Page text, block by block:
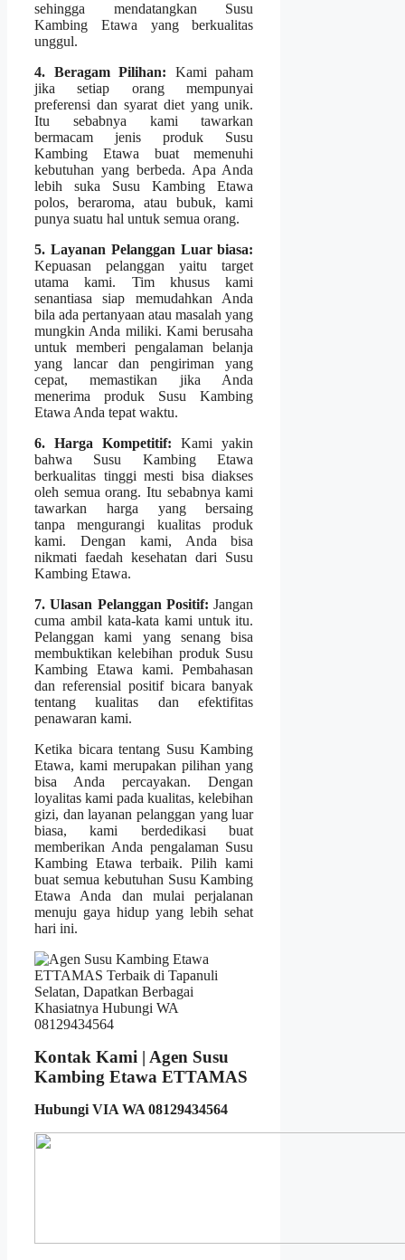
sehingga mendatangkan Susu
Kambing Etawa yang berkualitas
unggul.
4. Beragam Pilihan: Kami paham
jika setiap orang mempunyai
preferensi dan syarat diet yang unik.
Itu sebabnya kami tawarkan
bermacam jenis produk Susu
Kambing Etawa buat memenuhi
kebutuhan yang berbeda. Apa Anda
lebih suka Susu Kambing Etawa
polos, beraroma, atau bubuk, kami
punya suatu hal untuk semua orang.
5. Layanan Pelanggan Luar biasa:
Kepuasan pelanggan yaitu target
utama kami. Tim khusus kami
senantiasa siap memudahkan Anda
bila ada pertanyaan atau masalah yang
mungkin Anda miliki. Kami berusaha
untuk memberi pengalaman belanja
yang lancar dan pengiriman yang
cepat, memastikan jika Anda
menerima produk Susu Kambing
Etawa Anda tepat waktu.
6. Harga Kompetitif: Kami yakin
bahwa Susu Kambing Etawa
berkualitas tinggi mesti bisa diakses
oleh semua orang. Itu sebabnya kami
tawarkan harga yang bersaing
tanpa mengurangi kualitas produk
kami. Dengan kami, Anda bisa
nikmati faedah kesehatan dari Susu
Kambing Etawa.
7. Ulasan Pelanggan Positif: Jangan
cuma ambil kata-kata kami untuk itu.
Pelanggan kami yang senang bisa
membuktikan kelebihan produk Susu
Kambing Etawa kami. Pembahasan
dan referensial positif bicara banyak
tentang kualitas dan efektifitas
penawaran kami.
Ketika bicara tentang Susu Kambing
Etawa, kami merupakan pilihan yang
bisa Anda percayakan. Dengan
loyalitas kami pada kualitas, kelebihan
gizi, dan layanan pelanggan yang luar
biasa, kami berdedikasi buat
memberikan Anda pengalaman Susu
Kambing Etawa terbaik. Pilih kami
buat semua kebutuhan Susu Kambing
Etawa Anda dan mulai perjalanan
menuju gaya hidup yang lebih sehat
hari ini.
Kontak Kami | Agen Susu
Kambing Etawa ETTAMAS
Hubungi VIA WA 08129434564